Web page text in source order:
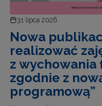
31 lipca 2026
Nowa
realizować
z wychowania
zgodnie z
programową”